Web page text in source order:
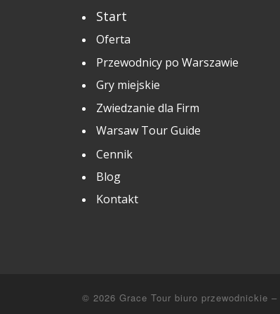
Start
Oferta
Przewodnicy po Warszawie
Gry miejskie
Zwiedzanie dla Firm
Warsaw Tour Guide
Cennik
Blog
Kontakt
© 2026 Grace Tour biuro przewodnickie –